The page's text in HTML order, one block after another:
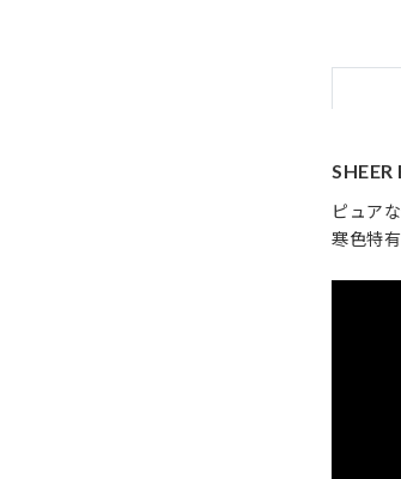
SHEER
ピュア
寒色特